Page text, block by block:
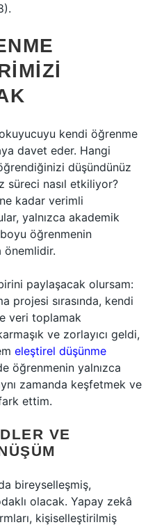
kendi öğrenme
davet eder. Hangi
düşündünüz
süreci nasıl etkiliyor?
kadar verimli
yalnızca akademik
öğrenmenin
önemlidir.
paylaşacak olursam:
projesi sırasında, kendi
veri toplamak
ve zorlayıcı geldi,
eleştirel düşünme
öğrenmenin yalnızca
zamanda keşfetmek ve
ettim.
VE
bireyselleşmiş,
olacak. Yapay zekâ
kişiselleştirilmiş